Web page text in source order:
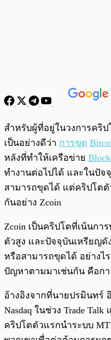
พร้อมเล่น
สำหรับผู้ที่อยู่ในวงการคริ
เป็นอย่างดีว่า การขุด
หลังที่ทำให้เครือข่าย
ทำงานต่อไปได้ และในปัจ
สามารถขุดได้ แต่คริปโต
กันอย่าง Zcoin
Zcoin เป็นคริปโตที่เน้นกา
ตัวสูง และปัจจุบันเหรียญดั
หรือสามารถขุดได้ อย่าง
ปัญหาตามมาเช่นกัน คือก
อ้างอิงจากที่นายปรมินท
Nasdaq ในช่วง Trade
คริปโตตัวแรกนำระบบ